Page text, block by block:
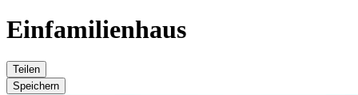
Einfamilienhaus
Teilen
Speichern